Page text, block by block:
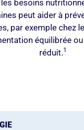
besoins
peut aider à
par exemple chez
équilibrée
réduit.1